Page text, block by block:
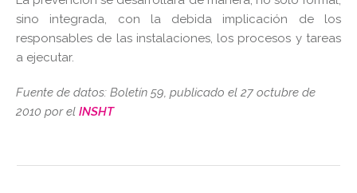
sino integrada, con la debida implicación de los
responsables de las instalaciones, los procesos y tareas
a ejecutar.
Fuente de datos: Boletín 59, publicado el 27 octubre de
2010 por el INSHT